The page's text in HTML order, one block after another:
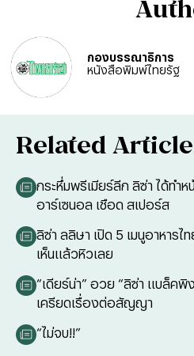
กองบรรณาธิการ
หนังสือพิมพ์ไทยรัฐ
Related
กระหึ่มพรีเมียร์ลีก ลิซ่า ได้ทำ
อาร์เซนอล เชือด สเปอร์ส
ลิซ่า ลลิษา เปิด 5 เมนูอาหาร
เห็นแล้วหิวเลย
“เดียร์น่า” อวย “ลิซ่า แบล็คพิ
เครียดเรื่องต่อสัญญา
“ไม่จบ!!”